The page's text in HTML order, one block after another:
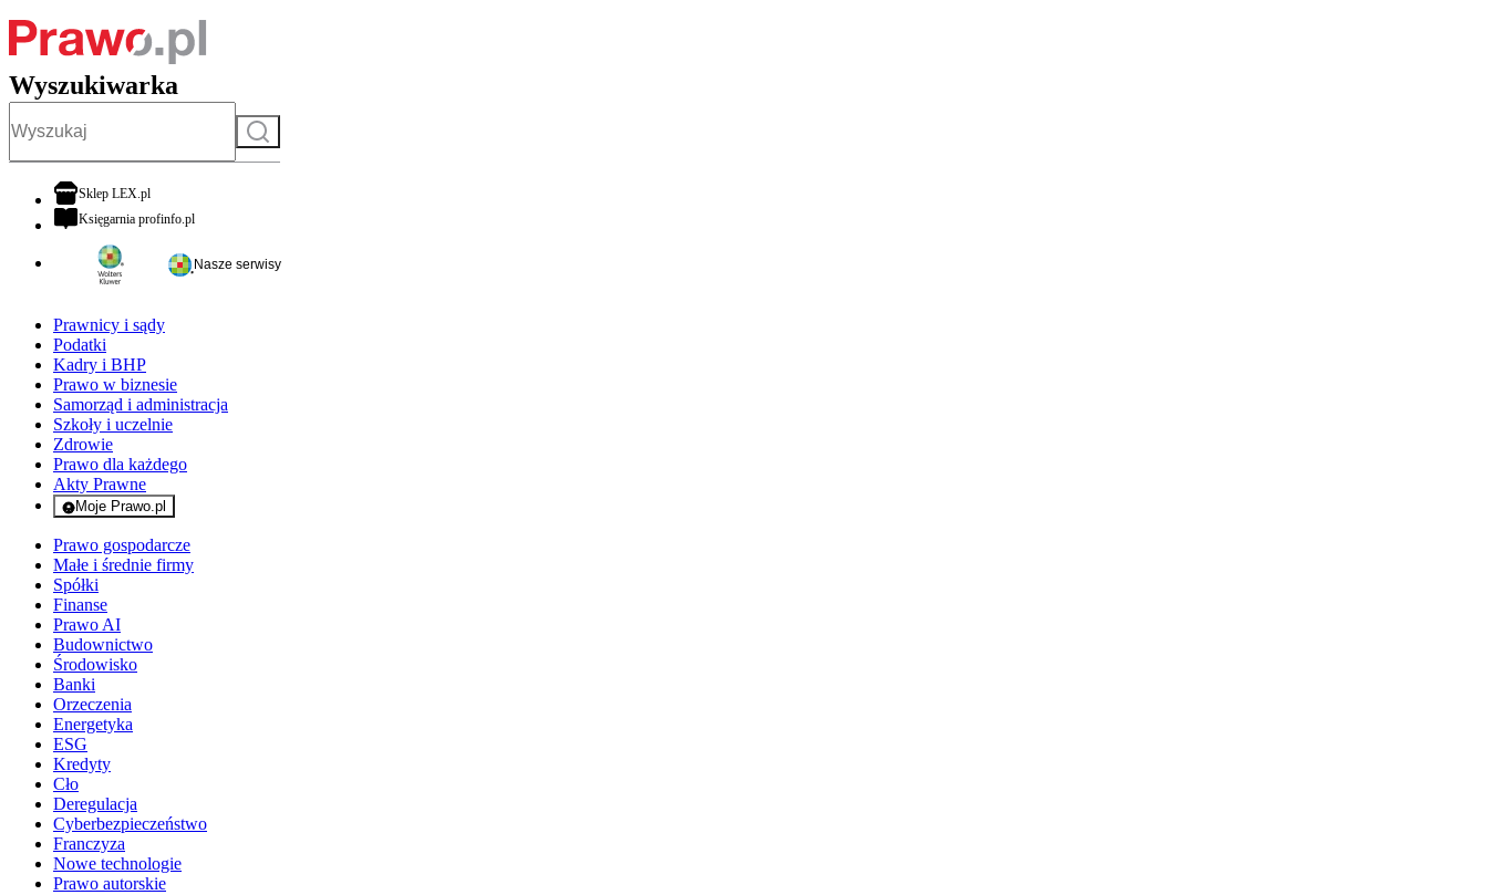
Wyszukiwarka
Szukaj
Sklep LEX.plotwiera się w nowej karcie
Księgarnia profinfo.plotwiera się w nowej karcie
Nasze serwisy
Prawnicy i sądy
Podatki
Kadry i BHP
Prawo w biznesie
Samorząd i administracja
Szkoły i uczelnie
Zdrowie
Prawo dla każdego
Akty Prawne
Moje Prawo.pl
- rejestracja i logowanie do serwisu
Prawo gospodarcze
Małe i średnie firmy
Spółki
Finanse
Prawo AI
Budownictwo
Środowisko
Banki
Orzeczenia
Energetyka
ESG
Kredyty
Cło
Deregulacja
Cyberbezpieczeństwo
Franczyza
Nowe technologie
Prawo autorskie